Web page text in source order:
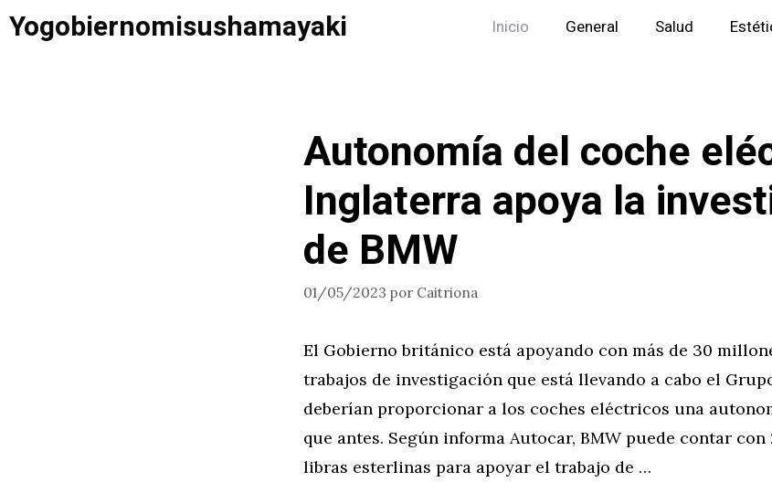
Saltar
Yogobiernomisushamayaki Inicio General Salud
Autonomía del coche
Inglaterra apoya la
de BMW
01/05/2023 por Caitriona
El Gobierno británico está apoyando con más de 30
trabajos de investigación que está llevando a cabo el
deberían proporcionar a los coches eléctricos una
que antes. Según informa Autocar, BMW puede contar con
libras esterlinas para apoyar el trabajo de …